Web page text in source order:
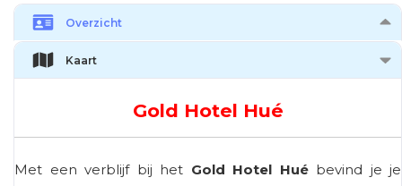
Overzicht
Kaart
Gold Hotel Hué
Met een verblijf bij het Gold Hotel Huébevind je je